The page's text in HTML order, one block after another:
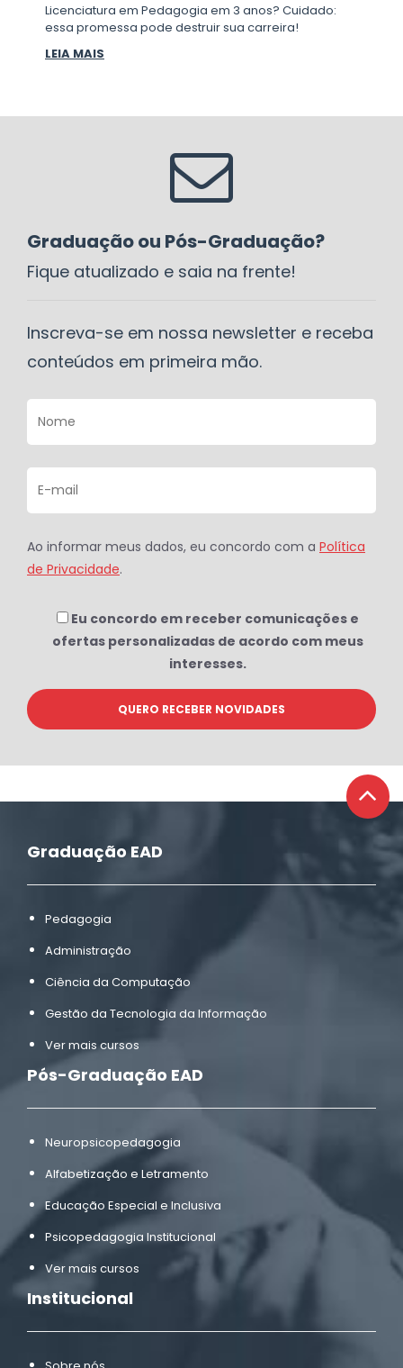
Licenciatura em Pedagogia em 3 anos? Cuidado:
essa promessa pode destruir sua carreira!
LEIA MAIS
Graduação ou Pós-Graduação?
Fique atualizado e saia na frente!
Inscreva-se em nossa newsletter e receba
conteúdos em primeira mão.
Ao informar meus dados, eu concordo com a Política
de Privacidade.
Eu concordo em receber comunicações e
ofertas personalizadas de acordo com meus
interesses.
Graduação EAD
Pedagogia
Administração
Ciência da Computação
Gestão da Tecnologia da Informação
Ver mais cursos
Pós-Graduação EAD
Neuropsicopedagogia
Alfabetização e Letramento
Educação Especial e Inclusiva
Psicopedagogia Institucional
Ver mais cursos
Institucional